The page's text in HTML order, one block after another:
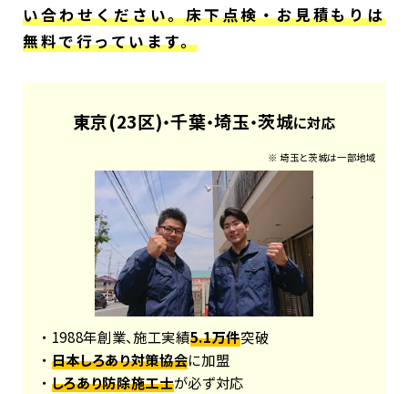
い合わせください。床下点検・お見積もりは
無料で行っています。
東京(23区)・千葉・埼玉・茨城に対応
※ 埼玉と茨城は一部地域
・ 1988年創業、施工実績5.1万件突破
・ 日本しろあり対策協会に加盟
・ しろあり防除施工士が必ず対応